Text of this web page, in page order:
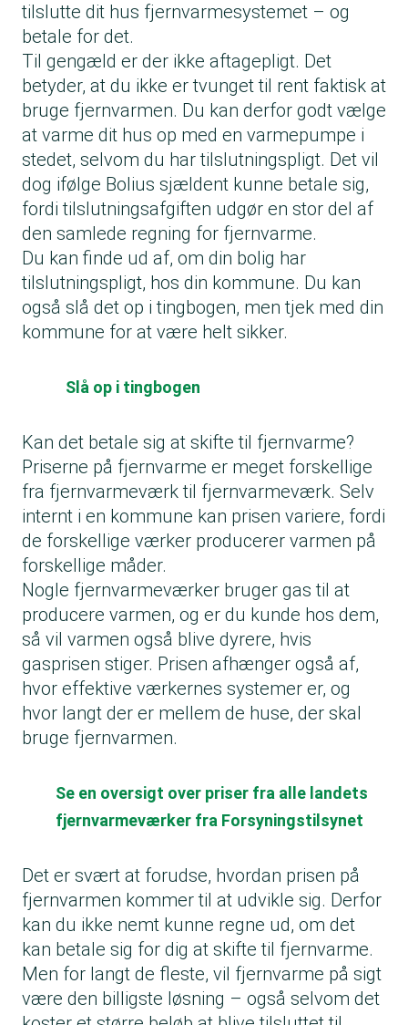
tilslutte dit hus fjernvarmesystemet – og
betale for det.
Til gengæld er der ikke aftagepligt. Det
betyder, at du ikke er tvunget til rent faktisk at
bruge fjernvarmen. Du kan derfor godt vælge
at varme dit hus op med en varmepumpe i
stedet, selvom du har tilslutningspligt. Det vil
dog ifølge Bolius sjældent kunne betale sig,
fordi tilslutningsafgiften udgør en stor del af
den samlede regning for fjernvarme.
Du kan finde ud af, om din bolig har
tilslutningspligt, hos din kommune. Du kan
også slå det op i tingbogen, men tjek med din
kommune for at være helt sikker.
Slå op i tingbogen
Kan det betale sig at skifte til fjernvarme?
Priserne på fjernvarme er meget forskellige
fra fjernvarmeværk til fjernvarmeværk. Selv
internt i en kommune kan prisen variere, fordi
de forskellige værker producerer varmen på
forskellige måder.
Nogle fjernvarmeværker bruger gas til at
producere varmen, og er du kunde hos dem,
så vil varmen også blive dyrere, hvis
gasprisen stiger. Prisen afhænger også af,
hvor effektive værkernes systemer er, og
hvor langt der er mellem de huse, der skal
bruge fjernvarmen.
Se en oversigt over priser fra alle landets
fjernvarmeværker fra Forsyningstilsynet
Det er svært at forudse, hvordan prisen på
fjernvarmen kommer til at udvikle sig. Derfor
kan du ikke nemt kunne regne ud, om det
kan betale sig for dig at skifte til fjernvarme.
Men for langt de fleste, vil fjernvarme på sigt
være den billigste løsning – også selvom det